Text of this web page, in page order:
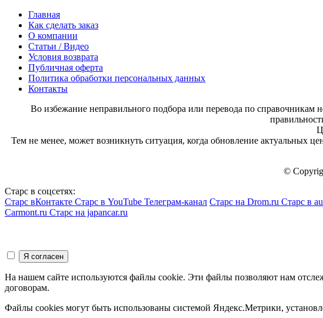
Главная
Как сделать заказ
О компании
Статьи / Видео
Условия возврата
Публичная оферта
Политика обработки персональных данных
Контакты
Во избежание неправильного подбора или перевода по справочникам
Тем не менее, может возникнуть ситуация, когда обновление актуальных
©
Старс в соцсетях:
Старс вКонтакте Старс в YouTube Телеграм-канал Старс на Drom.ru Старс в
Carmont.ru Старс на japancar.ru
На нашем сайте используются файлы cookie. Эти файлы позволяют нам
договорам.
Файлы cookies могут быть использованы системой Яндекс.Метрики,